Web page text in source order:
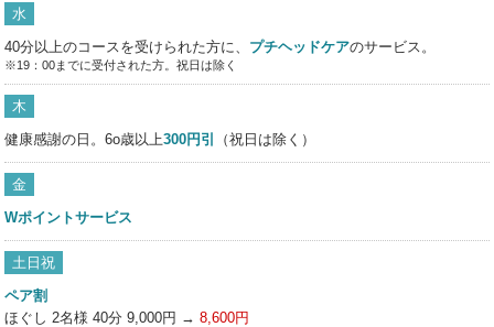
水
40分以上のコースを受けられた方に、 プチヘッドケアのサービス。
※19：00までに受付された方。祝日は除く
木
健康感謝の日。6o歳以上300円引 （祝日は除く）
金
Wポイントサービス
土日祝
ペア割
ほぐし 2名様40分 9,000円 →8,600円